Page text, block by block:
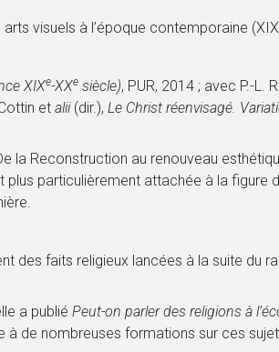
visuels à l’époque contemporaine (XIX
XIXe-XXe siècle), PUR, 2014 ; avec P.-L.
et alii (dir.), Le Christ réenvisagé.
la Reconstruction au renouveau
plus particulièrement attachée à la figure
des faits religieux lancées à la suite du
a publié Peut-on parler des religions à
à de nombreuses formations sur ces